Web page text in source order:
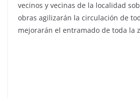
vecinos y vecinas de la localidad
obras agilizarán la circulación de
mejorarán el entramado de toda la